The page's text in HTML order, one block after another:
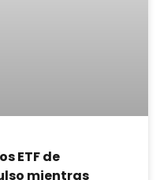
ETF de
mientras